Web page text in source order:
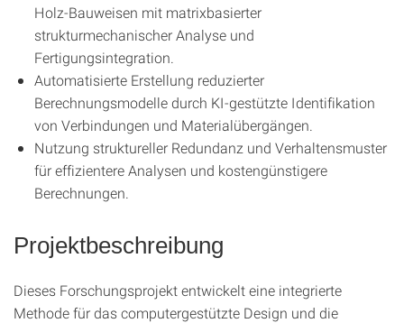
Holz-Bauweisen mit matrixbasierter
strukturmechanischer Analyse und
Fertigungsintegration.
Automatisierte Erstellung reduzierter
Berechnungsmodelle durch KI-gestützte Identifikation
von Verbindungen und Materialübergängen.
Nutzung struktureller Redundanz und Verhaltensmuster
für effizientere Analysen und kostengünstigere
Berechnungen.
Projektbeschreibung
Dieses Forschungsprojekt entwickelt eine integrierte
Methode für das computergestützte Design und die